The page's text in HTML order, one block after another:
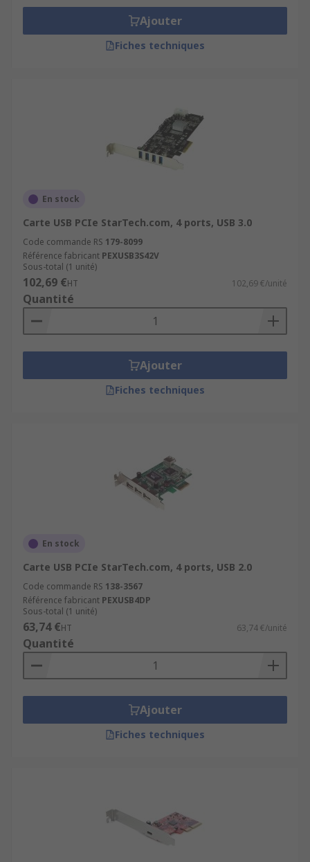
Ajouter
Fiches techniques
En stock
Carte USB PCIe StarTech.com, 4 ports, USB 3.0
Code commande RS 179-8099
Référence fabricant PEXUSB3S42V
Sous-total (1 unité)
102,69 €HT 102,69 €/unité
Quantité
Ajouter
Fiches techniques
En stock
Carte USB PCIe StarTech.com, 4 ports, USB 2.0
Code commande RS 138-3567
Référence fabricant PEXUSB4DP
Sous-total (1 unité)
63,74 €HT 63,74 €/unité
Quantité
Ajouter
Fiches techniques